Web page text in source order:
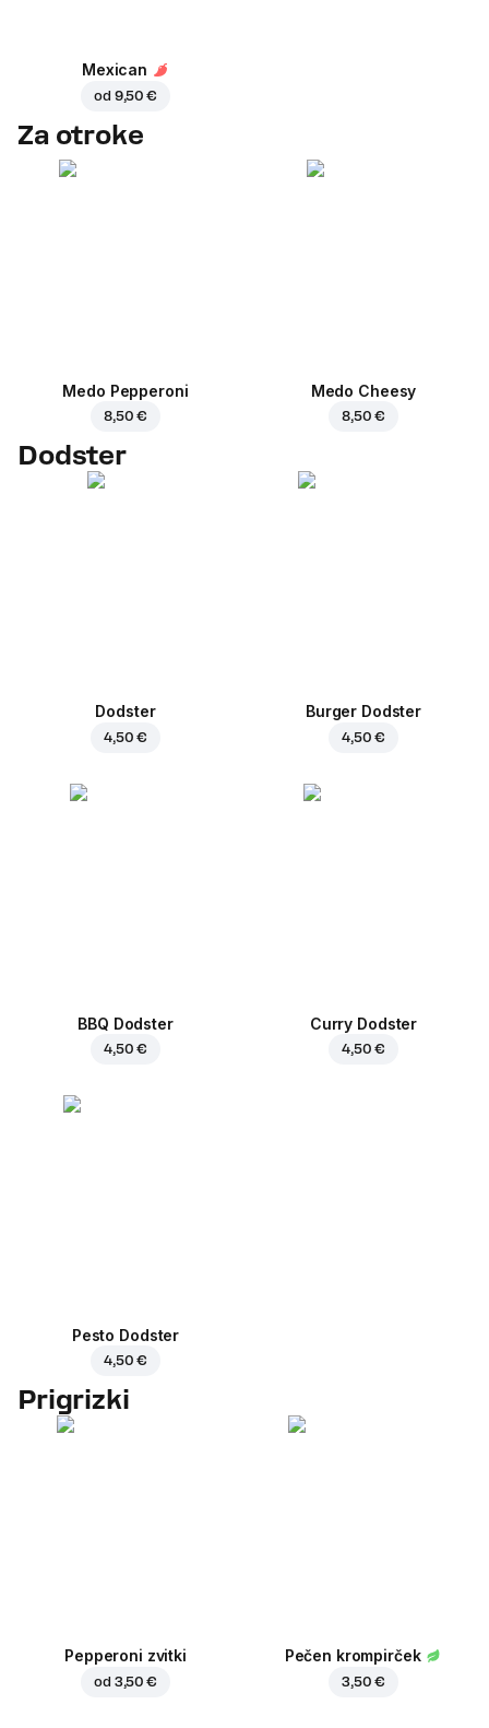
Mexican
od 9,50 €
Za otroke
Medo Pepperoni
8,50 €
Medo Cheesy
8,50 €
Dodster
Dodster
4,50 €
Burger Dodster
4,50 €
BBQ Dodster
4,50 €
Curry Dodster
4,50 €
Pesto Dodster
4,50 €
Prigrizki
Pepperoni zvitki
od 3,50 €
Pečen krompirček
3,50 €